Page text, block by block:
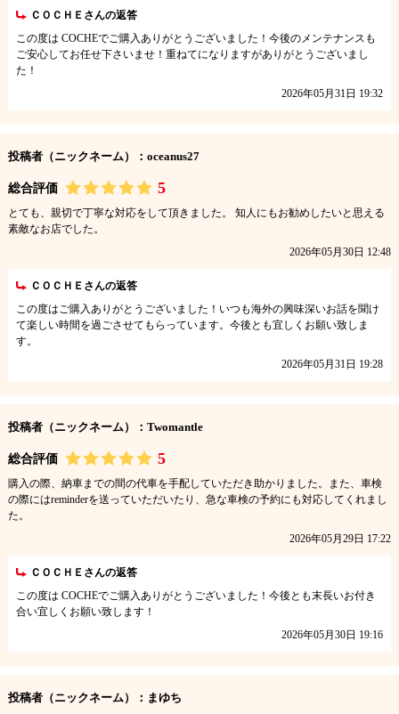
ＣＯＣＨＥさんの返答
この度は COCHEでご購入ありがとうございました！今後のメンテナンスも
ご安心してお任せ下さいませ！重ねてになりますがありがとうございまし
た！
2026年05月31日 19:32
投稿者（ニックネーム）：oceanus27
総合評価 5
とても、親切で丁寧な対応をして頂きました。 知人にもお勧めしたいと思える
素敵なお店でした。
2026年05月30日 12:48
ＣＯＣＨＥさんの返答
この度はご購入ありがとうございました！いつも海外の興味深いお話を聞け
て楽しい時間を過ごさせてもらっています。今後とも宜しくお願い致しま
す。
2026年05月31日 19:28
投稿者（ニックネーム）：Twomantle
総合評価 5
購入の際、納車までの間の代車を手配していただき助かりました。また、車検
の際にはreminderを送っていただいたり、急な車検の予約にも対応してくれまし
た。
2026年05月29日 17:22
ＣＯＣＨＥさんの返答
この度は COCHEでご購入ありがとうございました！今後とも末長いお付き
合い宜しくお願い致します！
2026年05月30日 19:16
投稿者（ニックネーム）：まゆち